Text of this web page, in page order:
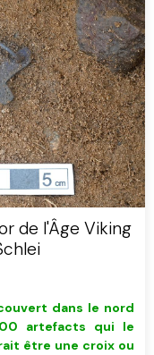
de l'Âge Viking
dans le nord
artefacts qui le
être une croix ou